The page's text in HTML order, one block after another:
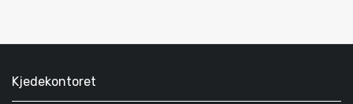
Kjedekontoret